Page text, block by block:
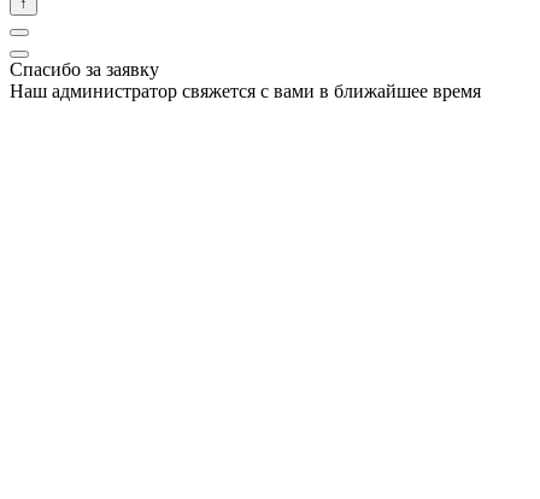
Спасибо за заявку
Наш администратор свяжется с вами в ближайшее время